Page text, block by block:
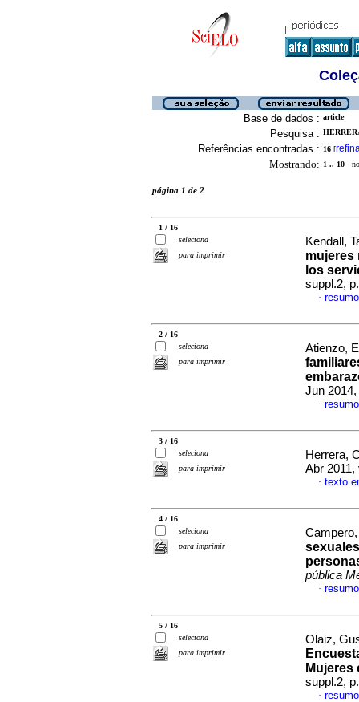
Base de dados : article
Pesquisa :
Referências encontradas : 16 [
Mostrando: 1 .. 10
página 1 de 2
1 / 16
seleciona
para imprimir
Kendall,
mujeres
los
suppl.2,
·
2 / 16
seleciona
para imprimir
Atienzo,
Jun
·
3 / 16
seleciona
para imprimir
Herrera,
Abr 2011,
· texto
4 / 16
seleciona
para imprimir
pública
·
5 / 16
seleciona
para imprimir
Olaiz,
Mujeres
suppl.2,
·